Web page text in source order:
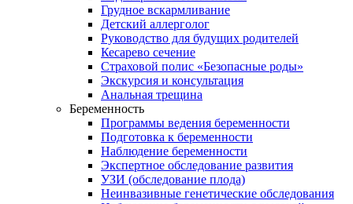
Грудное вскармливание
Детский аллерголог
Руководство для будущих родителей
Кесарево сечение
Страховой полис «Безопасные роды»
Экскурсия и консультация
Анальная трещина
Беременность
Программы ведения беременности
Подготовка к беременности
Наблюдение беременности
Экспертное обследование развития
УЗИ (обследование плода)
Неинвазивные генетические обследования